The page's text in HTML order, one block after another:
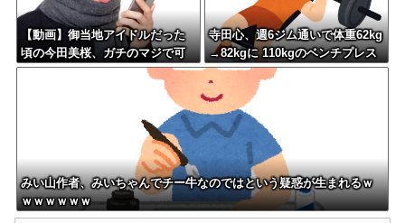
【動画】御当地アイドルだった
頃の今田美桜、ガチのマジで可
愛くてワイらをびびらせまくっ
てしまうw w w w w w w w
寺田心、週6ジム通いで体重62kg
→82kgに 110kgのベンチプレス
持ち上げる姿披露
みい山作者、みいちゃんでチー牛なのではという疑惑が生まれるｗ
ｗｗｗｗｗｗ